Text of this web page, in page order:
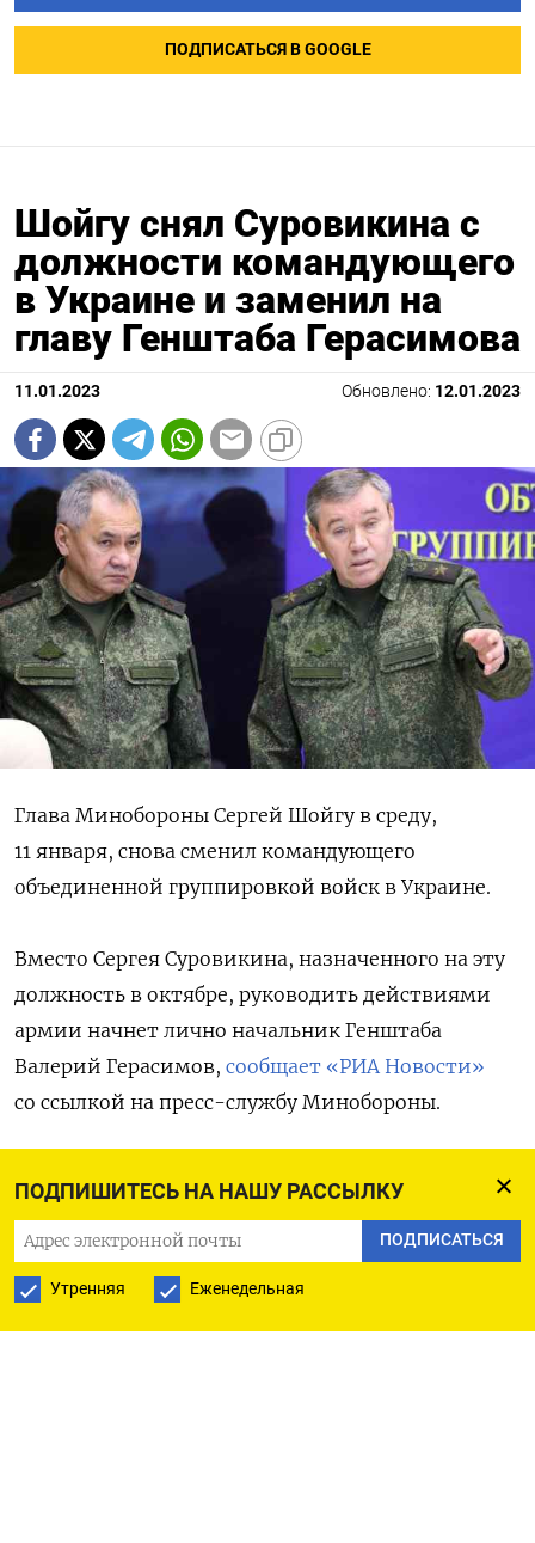
ПОДПИШИТЕСЬ НА НАШУ РАССЫЛКУ
ПОДПИСАТЬСЯ
Утренняя Еженедельная
ПОДПИСАТЬСЯ В GOOGLE
Шойгу снял Суровикина с
должности командующего
в Украине и заменил на
главу Генштаба Герасимова
11.01.2023 Обновлено: 12.01.2023
Глава Минобороны Сергей Шойгу в среду,
11 января, снова сменил командующего
объединенной группировкой войск в Украине.
Вместо Сергея Суровикина, назначенного на эту
должность в октябре, руководить действиями
армии начнет лично начальник Генштаба
Валерий Герасимов, сообщает «РИА Новости»
со ссылкой на пресс-службу Минобороны.
командующего группировкой. Такие же
должности получат главком Сухопутных войск
генерал Олег Салюков и замначальника Генштаба
генерал-полковник Алексей Ким.